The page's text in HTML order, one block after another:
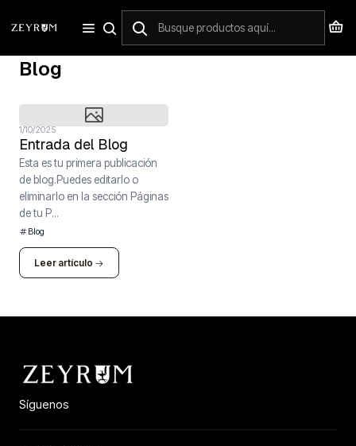
Blog
1/10/2025
Entrada del Blog
Esta es tu primera publicación
de blog.Puedes editarlo o
eliminarlo en la sección Páginas
de tu P...
Blog
Leer artículo
Síguenos